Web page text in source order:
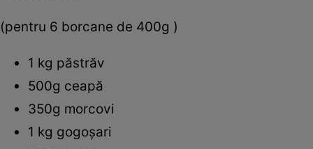
(pentru 6 borcane de 400g )
1 kg păstrăv
500g ceapă
350g morcovi
1 kg gogoşari